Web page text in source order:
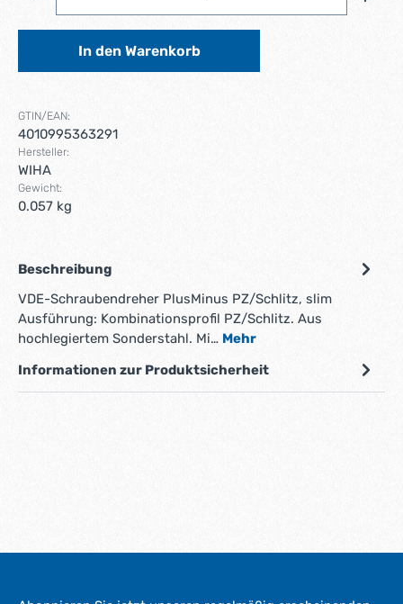
In den Warenkorb
GTIN/EAN:
4010995363291
Hersteller:
WIHA
Gewicht:
0.057 kg
Beschreibung
VDE-Schraubendreher PlusMinus PZ/Schlitz, slim
Ausführung: Kombinationsprofil PZ/Schlitz. Aus
hochlegiertem Sonderstahl. Mi… Mehr
Informationen zur Produktsicherheit